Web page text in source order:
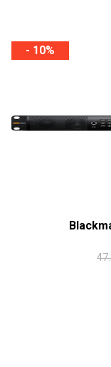
- 10%